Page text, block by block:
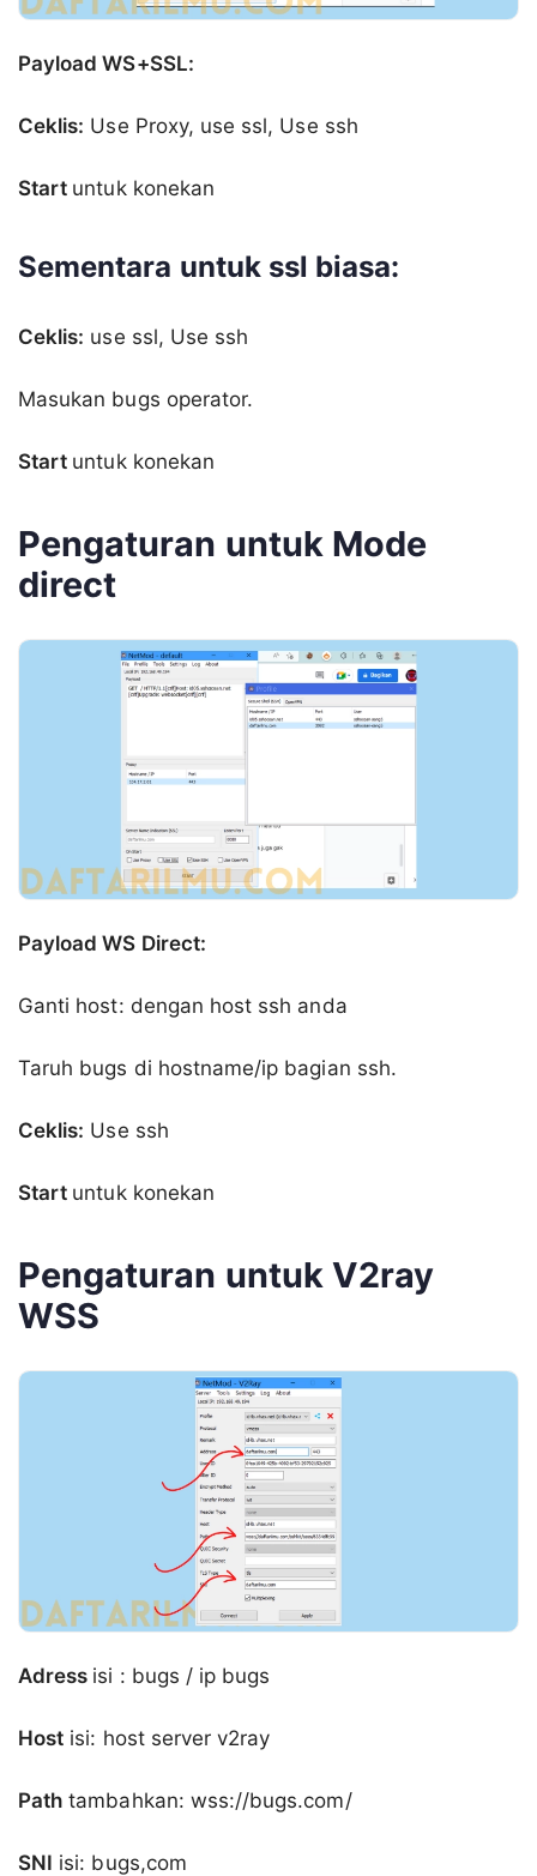
Payload WS+SSL:
Ceklis: Use Proxy, use ssl, Use ssh
Start untuk konekan
Sementara untuk ssl biasa:
Ceklis: use ssl, Use ssh
Masukan bugs operator.
Start untuk konekan
Pengaturan untuk Mode
direct
Payload WS Direct:
Ganti host: dengan host ssh anda
Taruh bugs di hostname/ip bagian ssh.
Ceklis: Use ssh
Start untuk konekan
Pengaturan untuk V2ray
WSS
Adress isi : bugs / ip bugs
Host isi: host server v2ray
Path tambahkan: wss://bugs.com/
SNI isi: bugs,com